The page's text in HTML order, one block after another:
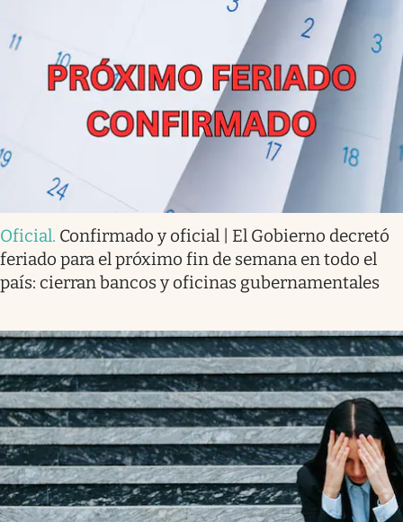
Oficial. Confirmado y oficial | El Gobierno decretó
feriado para el próximo fin de semana en todo el
país: cierran bancos y oficinas gubernamentales